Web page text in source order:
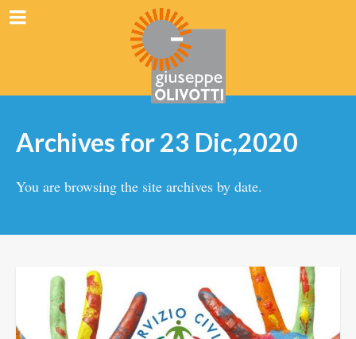
Archives for 23 Dic,2020
You are browsing the site archives by date.